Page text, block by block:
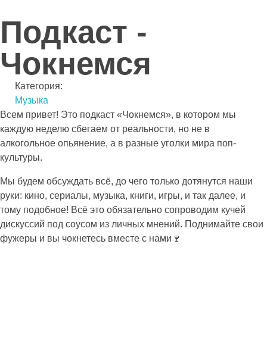
Подкаст -
Чокнемся
Категория:
Музыка
Всем привет! Это подкаст «Чокнемся», в котором мы
каждую неделю сбегаем от реальности, но не в
алкогольное опьянение, а в разные уголки мира поп-
культуры.
Мы будем обсуждать всё, до чего только дотянутся наши
руки: кино, сериалы, музыка, книги, игры, и так далее, и
тому подобное! Всё это обязательно сопроводим кучей
дискуссий под соусом из личных мнений. Поднимайте свои
фужеры и вы чокнетесь вместе с нами🍷